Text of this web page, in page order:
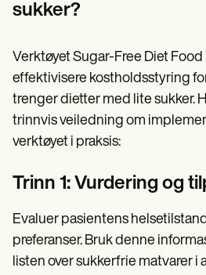
sukker?
Verktøyet Sugar-Free Diet
effektivisere kostholdsstyring
trenger dietter med lite sukker.
trinnvis veiledning om
verktøyet i praksis:
Trinn 1: Vurdering og
Evaluer pasientens
preferanser. Bruk denne
listen over sukkerfrie matvarer i